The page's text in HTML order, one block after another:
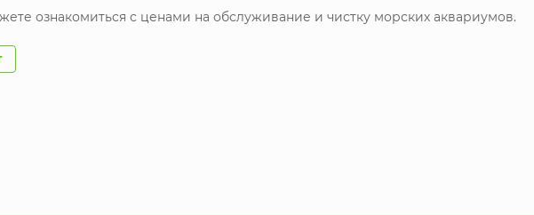
ознакомиться с ценами на обслуживание и чистку морских аквариумов.